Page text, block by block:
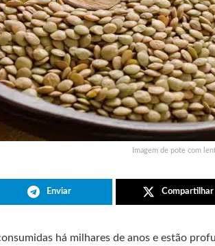
Imagem de pote com
Enviar Compartilhar
há milhares de anos e estão